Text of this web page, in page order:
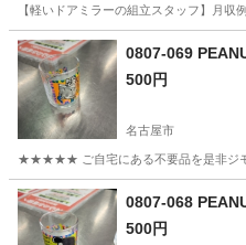
【軽いドアミラーの組立スタッフ】月
静岡 藤枝市
0807-069
500円
名古屋市
★★★★★ ご自宅にある不要品を是非ジモ
愛知 名古屋市 0807-068
500円